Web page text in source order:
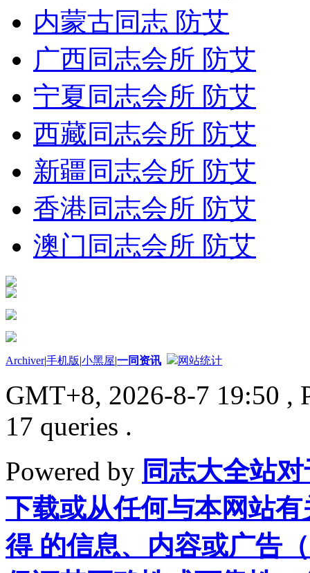
内蒙古同志 防艾
广西同志会所 防艾
宁夏同志会所 防艾
西藏同志会所 防艾
新疆同志会所 防艾
香港同志会所 防艾
澳门同志会所 防艾
Archiver|手机版|小黑屋|一同资讯 网站统计
GMT+8, 2026-8-7 19:50 ,
17 queries .
Powered by 同志大全站
下载或从任何与本网站
得 的信息、内容或广告